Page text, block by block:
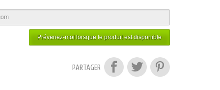
Prévenez-moi lorsque le produit est disponible
PARTAGER